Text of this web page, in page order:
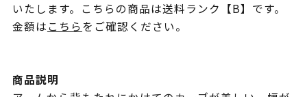
いたします。こちらの商品は送料ランク【B】です。
金額はこちらをご確認ください。
商品説明